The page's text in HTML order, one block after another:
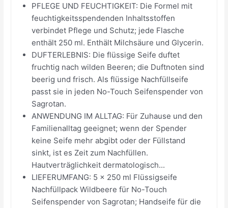
PFLEGE UND FEUCHTIGKEIT: Die Formel mit
feuchtigkeitsspendenden Inhaltsstoffen
verbindet Pflege und Schutz; jede Flasche
enthält 250 ml. Enthält Milchsäure und Glycerin.
DUFTERLEBNIS: Die flüssige Seife duftet
fruchtig nach wilden Beeren; die Duftnoten sind
beerig und frisch. Als flüssige Nachfüllseife
passt sie in jeden No-Touch Seifenspender von
Sagrotan.
ANWENDUNG IM ALLTAG: Für Zuhause und den
Familienalltag geeignet; wenn der Spender
keine Seife mehr abgibt oder der Füllstand
sinkt, ist es Zeit zum Nachfüllen.
Hautverträglichkeit dermatologisch...
LIEFERUMFANG: 5 x 250 ml Flüssigseife
Nachfüllpack Wildbeere für No-Touch
Seifenspender von Sagrotan; Handseife für die